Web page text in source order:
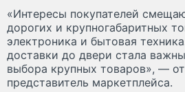
«Интересы покупателей
дорогих и крупногабаритных
электроника и бытовая
доставки до двери стала
выбора крупных товаров», —
представитель маркетплейса.